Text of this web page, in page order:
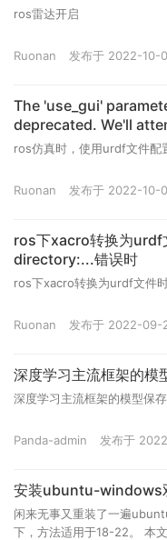
ros雷达开启
Ruonan 发布于 2022-10-
The 'use_gui'
deprecated. We'll
ros仿真时，使用urdf文件配
Ruonan 发布于 2022-10-
ros下xacro转换为
directory:...错误时
ros下xacro转换为urdf文件
Ruonan 发布于 2022-09-
深度学习主流框架的模
深度学习主流框架的模型保
Panda-admin 发布于
安装ubuntu-windows
闲来无事又重装了一遍
下，方法适用于18-22。 本